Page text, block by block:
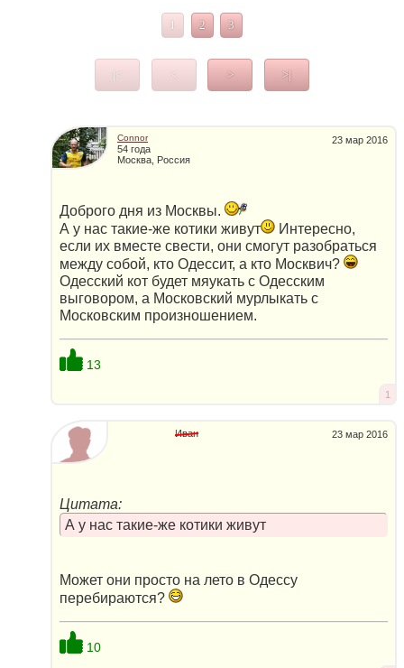
1 2 3
|< < > >|
23 мар 2016
Connor
54 года
Москва, Россия
Доброго дня из Москвы.
А у нас такие-же котики живут
Интересно,
если их вместе свести, они смогут разобраться
между собой, кто Одессит, а кто Москвич?
Одесский кот будет мяукать с Одесским
выговором, а Московский мурлыкать с
Московским произношением.
13
1
23 мар 2016
Иван
Цитата:
А у нас такие-же котики живут
Может они просто на лето в Одессу
перебираются?
10